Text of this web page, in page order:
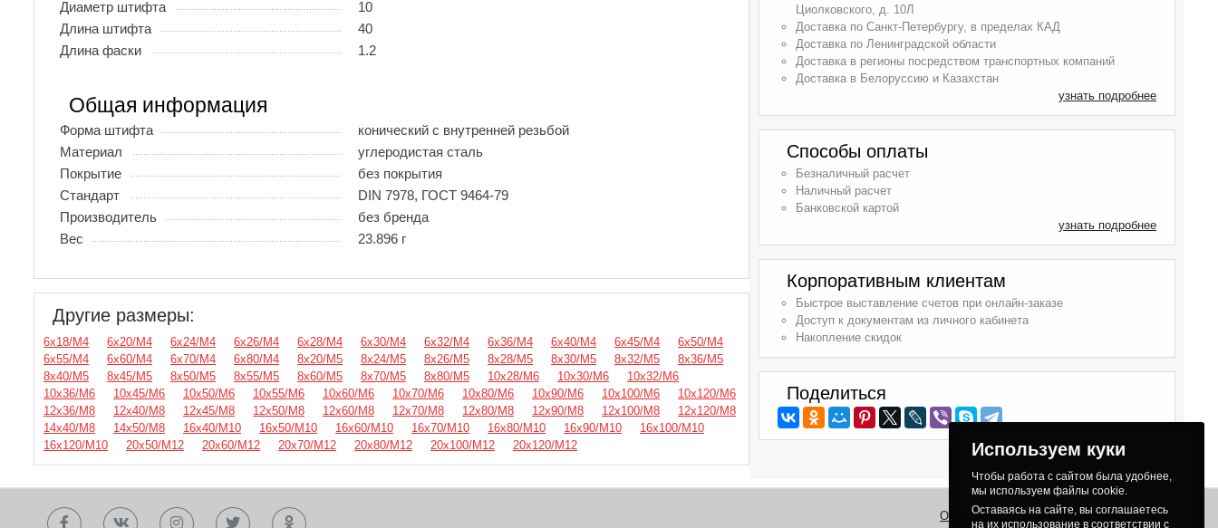
Диаметр штифта
10
Длина штифта
40
Длина фаски
1.2
Общая информация
Форма штифта
конический с внутренней резьбой
Материал
углеродистая сталь
Покрытие
без покрытия
Стандарт
DIN 7978, ГОСТ 9464-79
Производитель
без бренда
Вес
23.896 г
Другие размеры:
6х18/М4 6х20/М4 6х24/М4 6х26/М4 6х28/М4 6х30/М4 6х32/М4 6х36/М4 6х40/М4 6х45/М4
6х50/М4
6х55/М4
6х60/М4 6х70/М4 6х80/М4 8х20/М5 8х24/М5 8х26/М5 8х28/М5 8х30/М5 8х32/М5
8х36/М5
8х40/М5
8х45/М5 8х50/М5 8х55/М5 8х60/М5 8х70/М5 8х80/М5 10х28/М6 10х30/М6
10х32/М6
10х36/М6
10х45/М6 10х50/М6 10х55/М6 10х60/М6 10х70/М6 10х80/М6 10х90/М6 10х100/М6
10х120/М6
12х36/М8
12х40/М8 12х45/М8 12х50/М8 12х60/М8 12х70/М8 12х80/М8 12х90/М8 12х100/М8
12х120/М8
14х40/М8
14х50/М8 16х40/М10 16х50/М10 16х60/М10 16х70/М10 16х80/М10 16х90/М10
16х100/М10
16х120/М10
20х50/М12 20х60/М12 20х70/М12 20х80/М12 20х100/М12 20х120/М12
Циолковского, д. 10Л
Доставка по Санкт-Петербургу, в пределах КАД
Доставка по Ленинградской области
Доставка в регионы посредством транспортных компаний
Доставка в Белоруссию и Казахстан
узнать подробнее
Способы оплаты
Безналичный расчет
Наличный расчет
Банковской картой
узнать подробнее
Корпоративным клиентам
Быстрое выставление счетов при онлайн-заказе
Доступ к документам из личного кабинета
Накопление скидок
Поделиться
О нас
Заказ
Как получить товар
Используем куки
Чтобы работа с сайтом была удобнее,
мы используем файлы cookie.
Оставаясь на сайте, вы соглашаетесь
на их использование в соответствии с